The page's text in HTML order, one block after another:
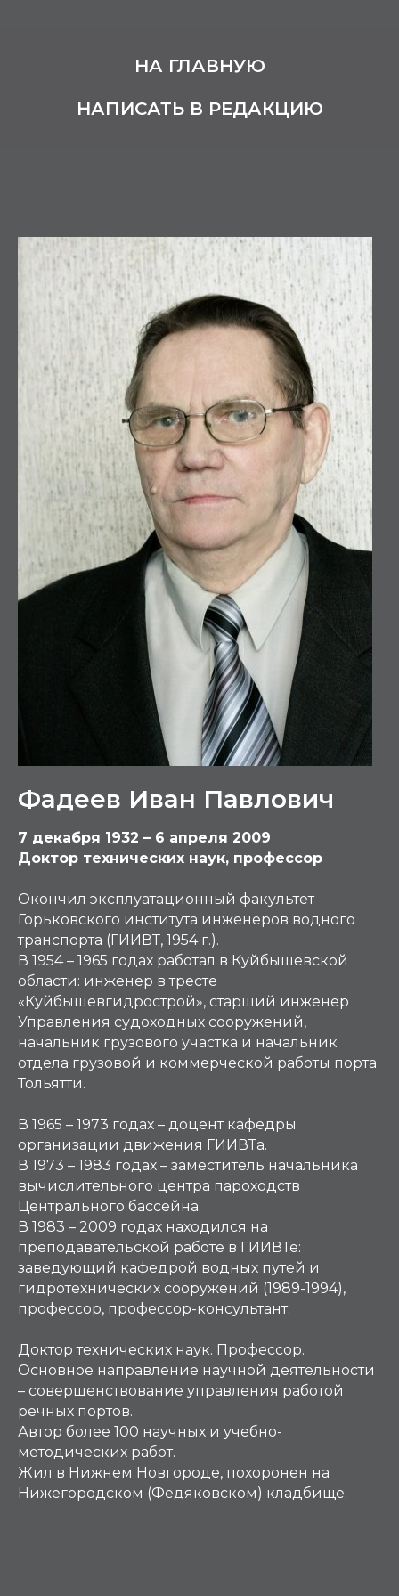
НА ГЛАВНУЮ
НАПИСАТЬ В РЕДАКЦИЮ
Фадеев Иван Павлович
7 декабря 1932 – 6 апреля 2009
Доктор технических наук, профессор
Окончил эксплуатационный факультет
Горьковского института инженеров водного
транспорта (ГИИВТ, 1954 г.).
В 1954 – 1965 годах работал в Куйбышевской
области: инженер в тресте
«Куйбышевгидрострой», старший инженер
Управления судоходных сооружений,
начальник грузового участка и начальник
отдела грузовой и коммерческой работы порта
Тольятти.
В 1965 – 1973 годах – доцент кафедры
организации движения ГИИВТа.
В 1973 – 1983 годах – заместитель начальника
вычислительного центра пароходств
Центрального бассейна.
В 1983 – 2009 годах находился на
преподавательской работе в ГИИВТе:
заведующий кафедрой водных путей и
гидротехнических сооружений (1989-1994),
профессор, профессор-консультант.
Доктор технических наук. Профессор.
Основное направление научной деятельности
– совершенствование управления работой
речных портов.
Автор более 100 научных и учебно-
методических работ.
Жил в Нижнем Новгороде, похоронен на
Нижегородском (Федяковском) кладбище.